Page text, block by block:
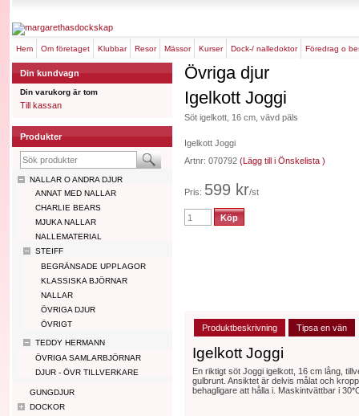
hem om företaget klubbar resor mässor kurser dock-/ nalledoktor föredrag o
Din kundvagn
Din varukorg är tom
Till kassan
Produkter
NALLAR O ANDRA DJUR
ANNAT MED NALLAR
CHARLIE BEARS
MJUKA NALLAR
NALLEMATERIAL
STEIFF
BEGRÄNSADE UPPLAGOR
KLASSISKA BJÖRNAR
NALLAR
ÖVRIGA DJUR
ÖVRIGT
TEDDY HERMANN
ÖVRIGA SAMLARBJÖRNAR
DJUR - ÖVR TILLVERKARE
GUNGDJUR
DOCKOR
Övriga djur
Igelkott Joggi
Söt igelkott, 16 cm, vävd päls
Igelkott Joggi
Artnr: 070792 (Lägg till i Önskelista )
Pris: 599 kr/st
Produktbeskrivning Tipsa en vän
Igelkott Joggi
En riktigt söt Joggi igelkott, 16 cm lång,
gulbrunt. Ansiktet är delvis målat och
behagligare att hålla i. Maskintvättbar i